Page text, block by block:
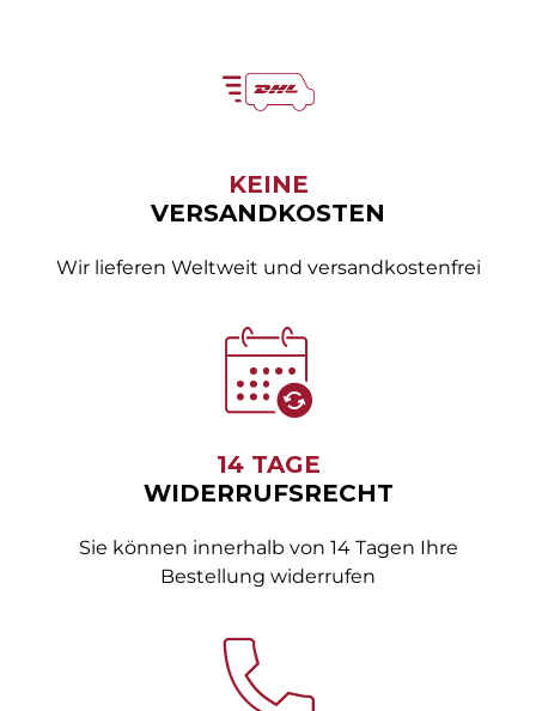
KEINE
VERSANDKOSTEN
Wir lieferen Weltweit und versandkostenfrei
14 TAGE
WIDERRUFSRECHT
Sie können innerhalb von 14 Tagen Ihre
Bestellung widerrufen